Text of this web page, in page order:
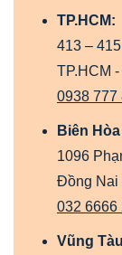
TP.HCM:
413 –
TP.HCM -
0938 777
Biên
1096
Đồng Nai
032 6666
Vũng